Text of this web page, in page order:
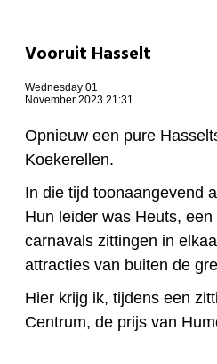
Vooruit Hasselt
Wednesday 01
November 2023 21:31
Opnieuw een pure
Koekerellen.
In die tijd toonaangevend
Hun leider was Heuts,
carnavals zittingen in
attracties van buiten de
Hier krijg ik, tijdens een
Centrum, de prijs van